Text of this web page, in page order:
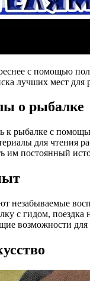
с помощью
лучших мест
о рыбалке
к рыбалке с
для чтения
им постоянный
незабываемые
с гидом,
возможности